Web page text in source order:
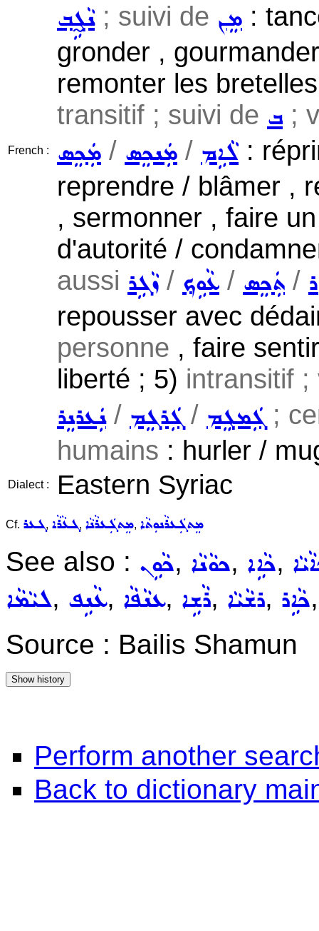
French :
ܢܵܓ̰ܹܒ݂; suivi de ܡܸܢ :
gronder ,
remonter les
transitif ; suivi de ܒ;
ܡܲܟܸܣ / ܡܲܢܟܸܣ / ܠܵܐܹܡ:
reprendre / blâmer ,
, sermonner , faire
d'autorité /
aussi ܙܵܓܹܪ/ ܥܵܘܹܟ݂ / ܬܲܟܸܣ /
repousser avec
personne , faire
liberté ; 5) intransitif
ܢܲܥܪܢܸܪ/ ܓܲܪܓܸܡ / ܓܲܡܓܸܡ ;
humains : hurler /
Dialect : Eastern Syriac
Cf. ܓܥܪ, ܓܥܵܪܵܐ, ܡܸܬܓܲܥܪܵܢܵܐ, ܡܸܬܓܲܥܪܵܢܘܼܬܵܐ
See also : ܟܵܘܹܢ, ܟܘܵܢܵܐ, ܟܵܐܹܐ,
ܠܝܵܡܵܐ, ܥܵܢܹܦ, ܥܢܵܦܵܐ, ܪܵܫܹܐ, ܪܫܵܝܵܐ, ܟܵܐܹܪ
Source : Bailis Shamun
Perform another
Back to dictionary